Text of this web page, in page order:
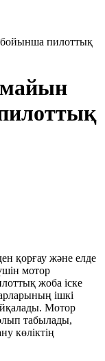
бойынша пилоттық
майын
қорғау және елде
мотор
жоба іске
ішкі
Мотор
табылады,
көліктің